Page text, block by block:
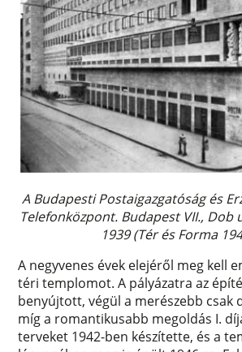
A Budapesti Postaigazgatóság és
Telefonközpont. Budapest VII., Dob
1939 (Tér és Forma
A negyvenes évek elejéről meg kell
téri templomot. A pályázatra az
benyújtott, végül a merészebb csak
míg a romantikusabb megoldás I.
terveket 1942-ben készítette, és a